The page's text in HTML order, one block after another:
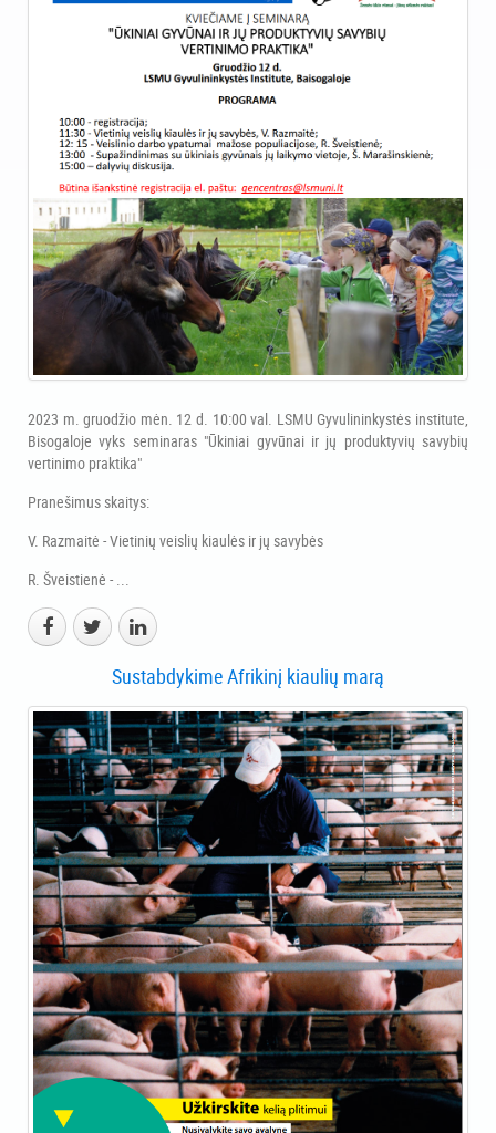
2023 m. gruodžio mėn. 12 d. 10:00 val. LSMU Gyvulininkystės institute,
Bisogaloje vyks seminaras "Ūkiniai gyvūnai ir jų produktyvių savybių
vertinimo praktika"
Pranešimus skaitys:
V. Razmaitė - Vietinių veislių kiaulės ir jų savybės
R. Šveistienė - ...
Sustabdykime Afrikinį kiaulių marą